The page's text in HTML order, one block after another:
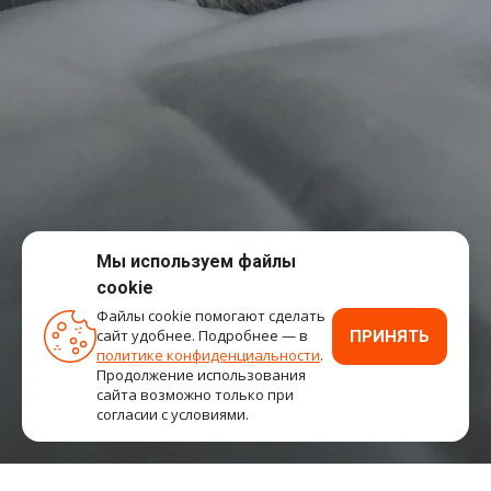
Мы используем файлы
cookie
Файлы cookie помогают сделать
сайт удобнее. Подробнее — в
политике конфиденциальности.
Продолжение использования
сайта возможно только при
согласии с условиями.
ПРИНЯТЬ